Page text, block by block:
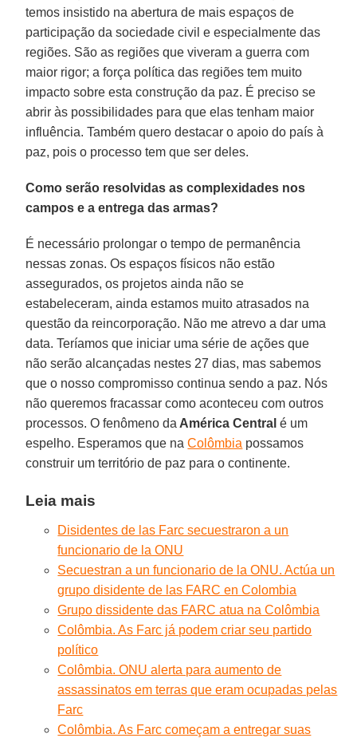
temos insistido na abertura de mais espaços de
participação da sociedade civil e especialmente das
regiões. São as regiões que viveram a guerra com
maior rigor; a força política das regiões tem muito
impacto sobre esta construção da paz. É preciso se
abrir às possibilidades para que elas tenham maior
influência. Também quero destacar o apoio do país à
paz, pois o processo tem que ser deles.
Como serão resolvidas as complexidades nos
campos e a entrega das armas?
É necessário prolongar o tempo de permanência
nessas zonas. Os espaços físicos não estão
assegurados, os projetos ainda não se
estabeleceram, ainda estamos muito atrasados na
questão da reincorporação. Não me atrevo a dar uma
data. Teríamos que iniciar uma série de ações que
não serão alcançadas nestes 27 dias, mas sabemos
que o nosso compromisso continua sendo a paz. Nós
não queremos fracassar como aconteceu com outros
processos. O fenômeno da América Central é um
espelho. Esperamos que naColômbia possamos
construir um território de paz para o continente.
Leia mais
Disidentes de las Farc secuestraron a un
funcionario de la ONU
Secuestran a un funcionario de la ONU. Actúa un
grupo disidente de las FARC en Colombia
Grupo dissidente das FARC atua na Colômbia
Colômbia. As Farc já podem criar seu partido
político
Colômbia. ONU alerta para aumento de
assassinatos em terras que eram ocupadas pelas
Farc
Colômbia. As Farc começam a entregar suas